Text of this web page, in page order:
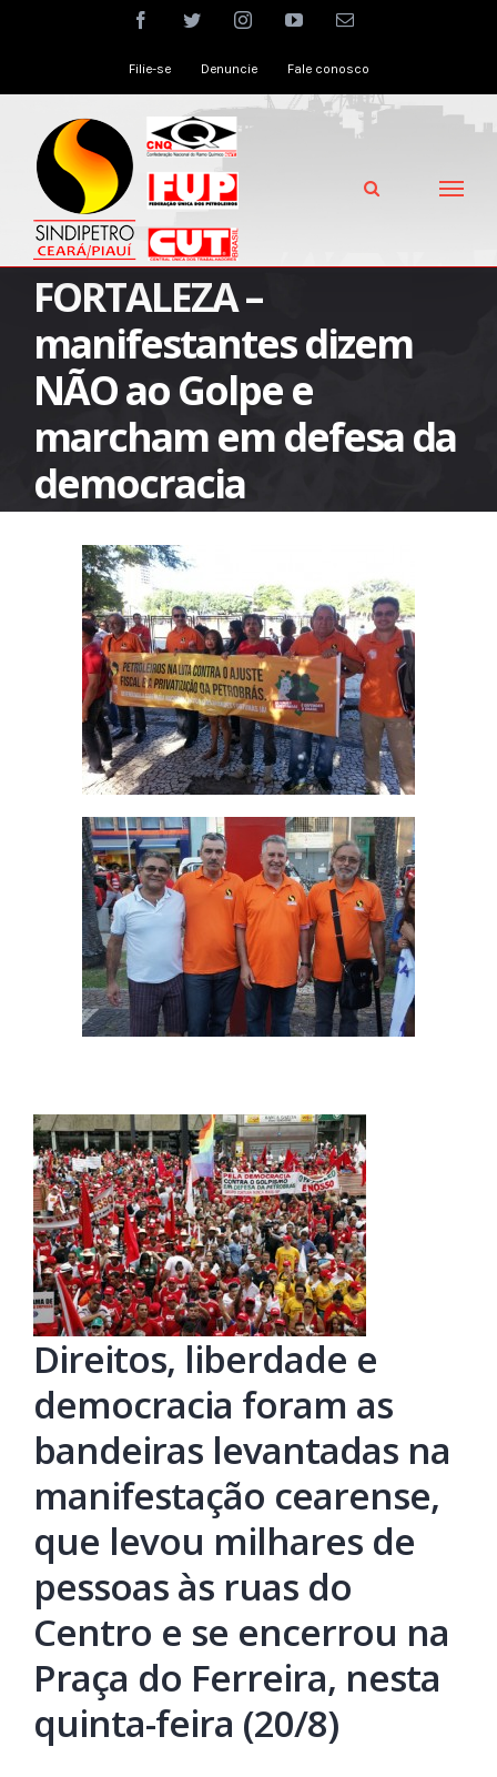
facebooktwitter instagramyoutubeEmail
Filie-se Denuncie Fale conosco
FORTALEZA –
manifestantes dizem
NÃO ao Golpe e
marcham em defesa da
democracia
Direitos, liberdade e
democracia foram as
bandeiras levantadas na
manifestação cearense,
que levou milhares de
pessoas às ruas do
Centro e se encerrou na
Praça do Ferreira, nesta
quinta-feira (20/8)